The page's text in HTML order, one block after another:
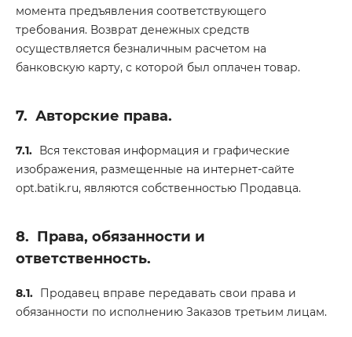
момента предъявления соответствующего
требования. Возврат денежных средств
осуществляется безналичным расчетом на
банковскую карту, с которой был оплачен товар.
7. Авторские права.
7.1. Вся текстовая информация и графические
изображения, размещенные на интернет-сайте
opt.batik.ru, являются собственностью Продавца.
8. Права, обязанности и
ответственность.
8.1. Продавец вправе передавать свои права и
обязанности по исполнению Заказов третьим лицам.